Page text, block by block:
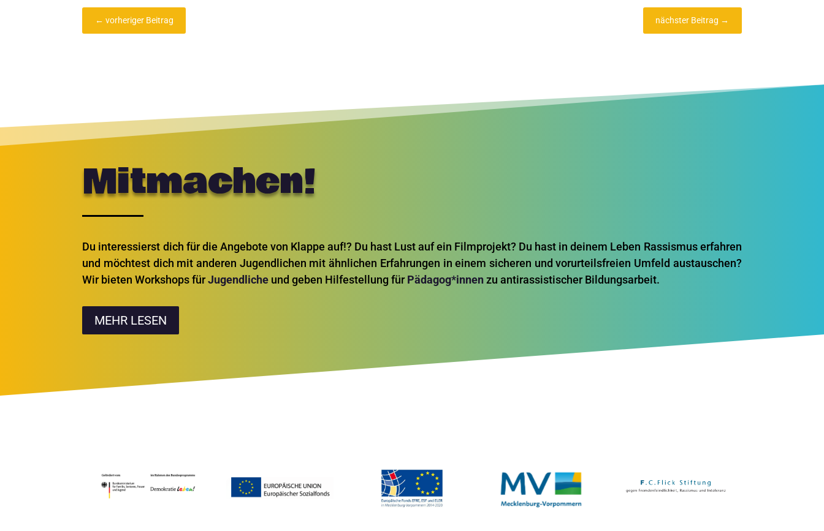
← vorheriger Beitrag nächster Beitrag →
Mitmachen!
Du interessierst dich für die Angebote von Klappe auf!? Du hast Lust auf ein Filmprojekt? Du hast in deinem Leben Rassismus erfahren
und möchtest dich mit anderen Jugendlichen mit ähnlichen Erfahrungen in einem sicheren und vorurteilsfreien Umfeld austauschen?
Wir bieten Workshops fürJugendliche und geben Hilfestellung für Pädagog*innenzu antirassistischer Bildungsarbeit.
MEHR LESEN